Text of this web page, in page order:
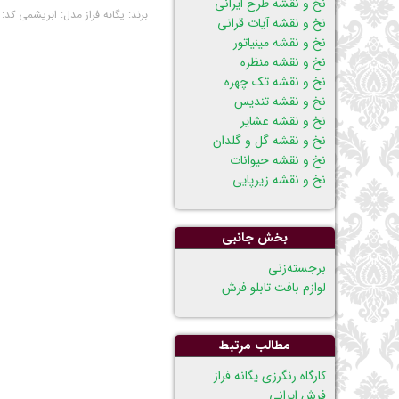
برند: یگانه فراز مدل: ابریشمی
نخ و نقشه آیات قرانی
نخ و نقشه مینیاتور
نخ و نقشه منظره
نخ و نقشه تک چهره
نخ و نقشه تندیس
نخ و نقشه عشایر
نخ و نقشه گل و گلدان
نخ و نقشه حیوانات
نخ و نقشه زیرپایی
بخش جانبی
پریدن
برجسته‌زنی
لوازم بافت تابلو فرش
مطالب مرتبط
كارگاه رنگرزی يگانه فراز